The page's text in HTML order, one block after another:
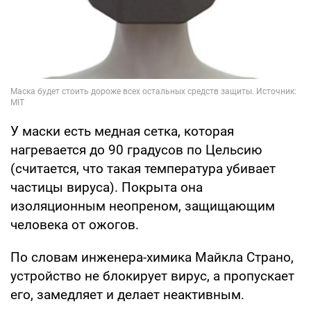
У маски есть медная сетка, которая
нагревается до 90 градусов по Цельсию
(считается, что такая температура убивает
частицы вируса). Покрыта она
изоляционным неопреном, защищающим
человека от ожогов.
По словам инженера-химика Майкла Страно,
устройство не блокирует вирус, а пропускает
его, замедляет и делает неактивным.